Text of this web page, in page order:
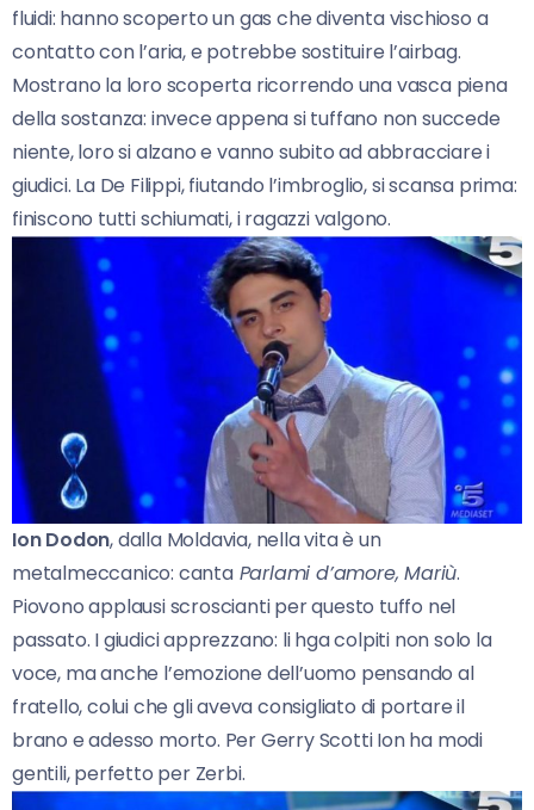
fluidi: hanno scoperto un gas che diventa vischioso a
contatto con l’aria, e potrebbe sostituire l’airbag.
Mostrano la loro scoperta ricorrendo una vasca piena
della sostanza: invece appena si tuffano non succede
niente, loro si alzano e vanno subito ad abbracciare i
giudici. La De Filippi, fiutando l’imbroglio, si scansa prima:
finiscono tutti schiumati, i ragazzi valgono.
Ion Dodon, dalla Moldavia, nella vita è un
metalmeccanico: cantaParlami d’amore, Mariù.
Piovono applausi scroscianti per questo tuffo nel
passato. I giudici apprezzano: li hga colpiti non solo la
voce, ma anche l’emozione dell’uomo pensando al
fratello, colui che gli aveva consigliato di portare il
brano e adesso morto. Per Gerry Scotti Ion ha modi
gentili, perfetto per Zerbi.